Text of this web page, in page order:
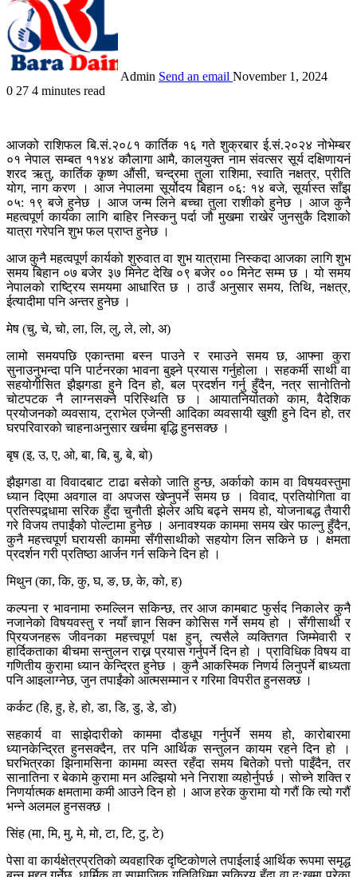
Admin Send an email November 1, 2024
0 27 4 minutes read
आजको राशिफल बि.सं.२०८१ कार्तिक १६ गते शुक्रबार ई.सं.२०२४ नोभेम्बर
०१ नेपाल सम्बत ११४४ कौलागा आमै, कालयुक्त नाम संवत्सर सूर्य दक्षिणायनं
शरद ऋतु, कार्तिक कृष्ण औंसी, चन्द्रमा तुला राशिमा, स्वाति नक्षत्र, प्रीति
योग, नाग करण । आज नेपालमा सूर्योदय बिहान ०६: १४ बजे, सूर्यास्त साँझ
०५: १९ बजे हुनेछ । आज जन्म लिने बच्चा तुला राशीको हुनेछ । आज कुनै
महत्वपूर्ण कार्यका लागि बाहिर निस्कनु पर्दा जौ मुखमा राखेर जुनसुकै दिशाको
यात्रा गरेपनि शुभ फल प्राप्त हुनेछ ।
आज कुनै महत्वपूर्ण कार्यको शुरुवात वा शुभ यात्रामा निस्कदा आजका लागि शुभ
समय बिहान ०७ बजेर ३७ मिनेट देखि ०९ बजेर ०० मिनेट सम्म छ । यो समय
नेपालको राष्ट्रिय समयमा आधारित छ । ठाउँ अनुसार समय, तिथि, नक्षत्र,
ईत्यादीमा पनि अन्तर हुनेछ ।
मेष (चु, चे, चो, ला, लि, लु, ले, लो, अ)
लामो समयपछि एकान्तमा बस्न पाउने र रमाउने समय छ, आफ्ना कुरा
सुनाउनुभन्दा पनि पार्टनरका भावना बुझ्ने प्रयास गर्नुहोला । सहकर्मी साथी वा
सहयोगीसित झैझगडा हुने दिन हो, बल प्रदर्शन गर्नु हुँदैन, नत्र सानोतिनो
चोटपटक नै लाग्नसक्ने परिस्थिति छ । आयातनिर्यातको काम, वैदेशिक
प्रयोजनको व्यवसाय, ट्राभेल एजेन्सी आदिका व्यवसायी खुशी हुने दिन हो, तर
घरपरिवारको चाहनाअनुसार खर्चमा बृद्धि हुनसक्छ ।
बृष (इ, उ, ए, ओ, बा, बि, बु, बे, बो)
झैझगडा वा विवादबाट टाढा बसेको जाति हुन्छ, अर्काको काम वा विषयवस्तुमा
ध्यान दिएमा अवगाल वा अपजस खेप्नुपर्ने समय छ । विवाद, प्रतियोगिता वा
प्रतिस्पद्र्धामा सरिक हुँदा चुनौती झेलेर अघि बढ्ने समय हो, योजनाबद्ध तैयारी
गरे विजय तपाईंको पोल्टामा हुनेछ । अनावश्यक काममा समय खेर फाल्नु हुँदैन,
कुनै महत्त्वपूर्ण घरायसी काममा सँगीसाथीको सहयोग लिन सकिने छ । क्षमता
प्रदर्शन गरी प्रतिष्ठा आर्जन गर्न सकिने दिन हो ।
मिथुन (का, कि, कु, घ, ङ, छ, के, को, ह)
कल्पना र भावनामा रुमल्लिन सकिन्छ, तर आज कामबाट फुर्सद निकालेर कुनै
नजानेको विषयवस्तु र नयाँ ज्ञान सिक्न कोसिस गर्ने समय हो । सँगीसाथी र
प्रियजनहरू जीवनका महत्त्वपूर्ण पक्ष हुन्, त्यसैले व्यक्तिगत जिम्मेवारी र
हार्दिकताका बीचमा सन्तुलन राख्न प्रयास गर्नुपर्ने दिन हो । प्राविधिक विषय वा
गणितीय कुरामा ध्यान केन्द्रित हुनेछ । कुनै आकस्मिक निणर्य लिनुपर्ने बाध्यता
पनि आइलाग्नेछ, जुन तपाईंको आत्मसम्मान र गरिमा विपरीत हुनसक्छ ।
कर्कट (हि, हु, हे, हो, डा, डि, डु, डे, डो)
सहकार्य वा साझेदारीको काममा दौडधूप गर्नुपर्ने समय हो, कारोबारमा
ध्यानकेन्द्रित हुनसक्दैन, तर पनि आर्थिक सन्तुलन कायम रहने दिन हो ।
घरभित्रका झिनामसिना काममा व्यस्त रहँदा समय बितेको पत्तो पाइँदैन, तर
सानातिना र बेकामे कुरामा मन अल्झियो भने निराशा व्यहोर्नुपर्छ । सोच्ने शक्ति र
निणर्यात्मक क्षमतामा कमी आउने दिन हो । आज हरेक कुरामा यो गरौं कि त्यो गरौं
भन्ने अलमल हुनसक्छ ।
सिंह (मा, मि, मु, मे, मो, टा, टि, टु, टे)
पेसा वा कार्यक्षेत्रप्रतिको व्यवहारिक दृष्टिकोणले तपाईलाई आर्थिक रूपमा समृद्ध